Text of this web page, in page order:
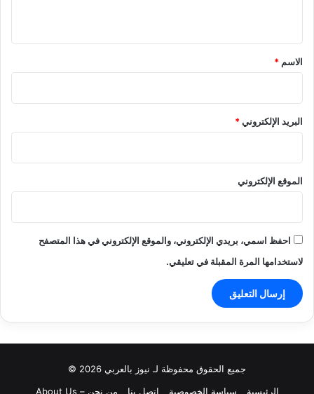
*
الاسم *
البريد الإلكتروني*
الموقع الإلكتروني
احفظ اسمي، بريدي الإلكتروني، والموقع الإلكتروني في هذا المتصفح
لاستخدامها المرة المقبلة في تعليقي.
جميع الحقوق محفوظة لـ نيوز بالعربي 2026 ©
الرئيسية
سياسة الخصوصية اتصل بنا من نحن – About Us